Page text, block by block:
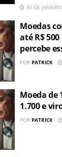
30 DE
Moedas
até R$
percebe
POR PATRICK
Moeda de
1.700 e
POR PATRICK